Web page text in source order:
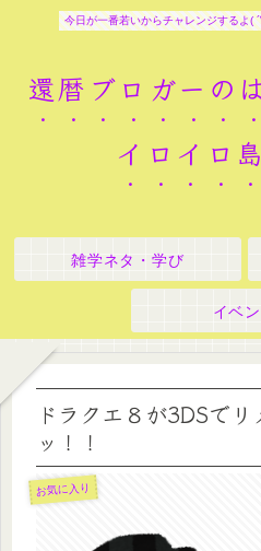
今日が一番若いからチャレンジするよ(
還暦ブロガーの
イロイロ
雑学ネタ・学び
イベ
ドラクエ８が3DSで
ッ！！
お気に入り